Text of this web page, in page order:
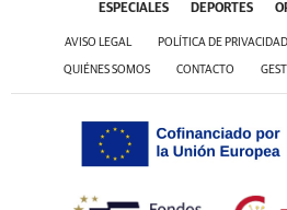
ESPECIALES DEPORTES
AVISO LEGAL POLÍTICA DE PRIVACIDAD
QUIÉNES SOMOS CONTACTO